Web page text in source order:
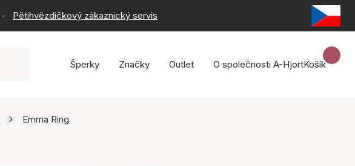
- Pětihvězdičkový zákaznický servis
Šperky Značky Outlet O společnosti A-HjortKošík
Emma Ring